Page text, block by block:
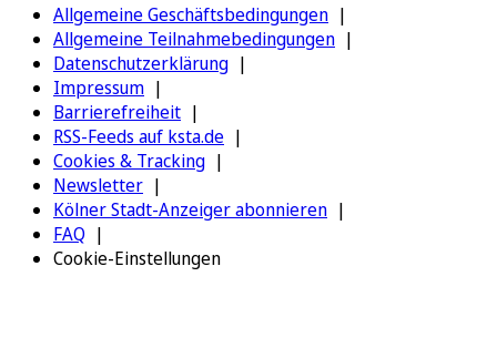
Allgemeine Geschäftsbedingungen
Allgemeine Teilnahmebedingungen
Datenschutzerklärung
Impressum
Barrierefreiheit
RSS-Feeds auf ksta.de
Cookies & Tracking
Newsletter
Kölner Stadt-Anzeiger abonnieren
FAQ
Cookie-Einstellungen